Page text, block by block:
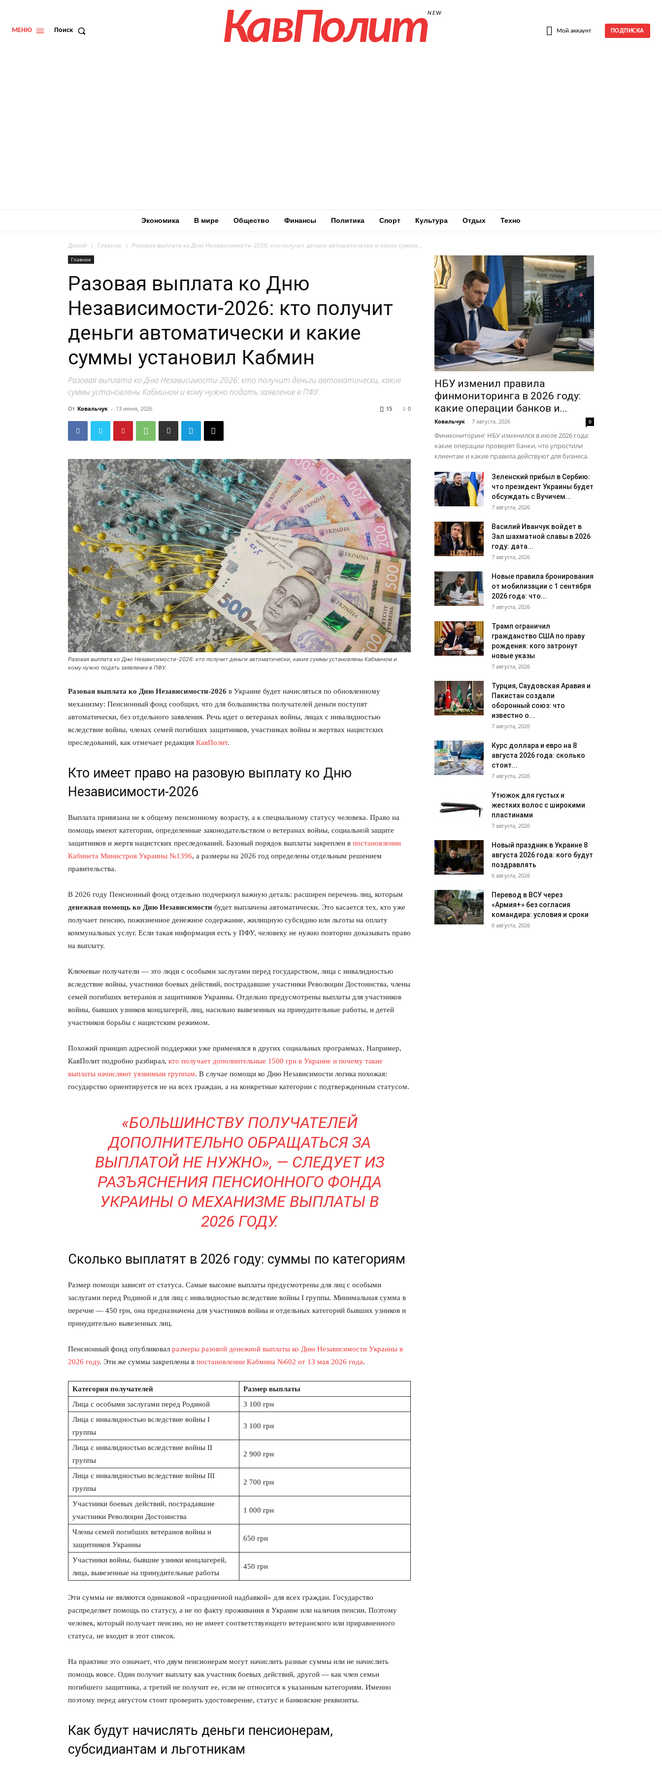
Связаться с нами
Политика конфиденциальности
Подписка
Реклама
Контакты
МЕНЮ Поиск КавПолитNEW
Мой аккаунт ПОДПИСКА
Экономика В мире Общество Финансы Политика Спорт Культура Отдых Техно
Домой Главное Разовая выплата ко Дню Независимости-2026: кто получит деньги автоматически и какие суммы...
Главное
Разовая выплата ко Дню
Независимости-2026: кто получит
деньги автоматически и какие
суммы установил Кабмин
Разовая выплата ко Дню Независимости-2026: кто получит деньги автоматически, какие
суммы установлены Кабмином и кому нужно подать заявление в ПФУ.
От Ковальчук - 13 июня, 2026 0
15
Разовая выплата ко Дню Независимости-2026: кто получит деньги автоматически, какие суммы установлены Кабмином и
кому нужно подать заявление в ПФУ.
Разовая выплата ко Дню Независимости-2026 в Украине будет начисляться по обновленному
механизму: Пенсионный фонд сообщил, что для большинства получателей деньги поступят
автоматически, без отдельного заявления. Речь идет о ветеранах войны, лицах с инвалидностью
вследствие войны, членах семей погибших защитников, участниках войны и жертвах нацистских
преследований, как отмечает редакция КавПолит.
Кто имеет право на разовую выплату ко Дню
Независимости-2026
Выплата привязана не к общему пенсионному возрасту, а к специальному статусу человека. Право на
помощь имеют категории, определенные законодательством о ветеранах войны, социальной защите
защитников и жертв нацистских преследований. Базовый порядок выплаты закреплен в постановлении
Кабинета Министров Украины №1396, а размеры на 2026 год определены отдельным решением
правительства.
В 2026 году Пенсионный фонд отдельно подчеркнул важную деталь: расширен перечень лиц, которым
денежная помощь ко Дню Независимости будет выплачена автоматически. Это касается тех, кто уже
получает пенсию, пожизненное денежное содержание, жилищную субсидию или льготы на оплату
коммунальных услуг. Если такая информация есть у ПФУ, человеку не нужно повторно доказывать право
на выплату.
Ключевые получатели — это люди с особыми заслугами перед государством, лица с инвалидностью
вследствие войны, участники боевых действий, пострадавшие участники Революции Достоинства, члены
семей погибших ветеранов и защитников Украины. Отдельно предусмотрены выплаты для участников
войны, бывших узников концлагерей, лиц, насильно вывезенных на принудительные работы, и детей
участников борьбы с нацистским режимом.
Похожий принцип адресной поддержки уже применялся в других социальных программах. Например,
КавПолит подробно разбирал, кто получает дополнительные 1500 грн в Украине и почему такие
выплаты начисляют уязвимым группам. В случае помощи ко Дню Независимости логика похожая:
государство ориентируется не на всех граждан, а на конкретные категории с подтвержденным статусом.
«БОЛЬШИНСТВУ ПОЛУЧАТЕЛЕЙ
ДОПОЛНИТЕЛЬНО ОБРАЩАТЬСЯ ЗА
ВЫПЛАТОЙ НЕ НУЖНО», — СЛЕДУЕТ ИЗ
РАЗЪЯСНЕНИЯ ПЕНСИОННОГО ФОНДА
УКРАИНЫ О МЕХАНИЗМЕ ВЫПЛАТЫ В
2026 ГОДУ.
Сколько выплатят в 2026 году: суммы по категориям
Размер помощи зависит от статуса. Самые высокие выплаты предусмотрены для лиц с особыми
заслугами перед Родиной и для лиц с инвалидностью вследствие войны I группы. Минимальная сумма в
перечне — 450 грн, она предназначена для участников войны и отдельных категорий бывших узников и
принудительно вывезенных лиц.
Пенсионный фонд опубликовал размеры разовой денежной выплаты ко Дню Независимости Украины в
2026 году. Эти же суммы закреплены в постановлении Кабмина №602 от 13 мая 2026 года.
Категория получателей
Размер выплаты
Лица с особыми заслугами перед Родиной
3 100 грн
Лица с инвалидностью вследствие войны I
группы
3 100 грн
Лица с инвалидностью вследствие войны II
группы
2 900 грн
Лица с инвалидностью вследствие войны III
группы
2 700 грн
Участники боевых действий, пострадавшие
участники Революции Достоинства
1 000 грн
Члены семей погибших ветеранов войны и
защитников Украины
650 грн
Участники войны, бывшие узники концлагерей,
лица, вывезенные на принудительные работы
450 грн
Эти суммы не являются одинаковой «праздничной надбавкой» для всех граждан. Государство
распределяет помощь по статусу, а не по факту проживания в Украине или наличия пенсии. Поэтому
человек, который получает пенсию, но не имеет соответствующего ветеранского или приравненного
статуса, не входит в этот список.
На практике это означает, что двум пенсионерам могут начислить разные суммы или не начислить
помощь вовсе. Один получит выплату как участник боевых действий, другой — как член семьи
погибшего защитника, а третий не получит ее, если не относится к указанным категориям. Именно
поэтому перед августом стоит проверить удостоверение, статус и банковские реквизиты.
Как будут начислять деньги пенсионерам,
субсидиантам и льготникам
НБУ изменил правила
финмониторинга в 2026 году:
какие операции банков и...
Ковальчук - 7 августа, 2026 0
Финмониторинг НБУ изменился в июле 2026 года:
какие операции проверят банки, что упростили
клиентам и какие правила действуют для бизнеса.
Зеленский прибыл в Сербию:
что президент Украины будет
обсуждать с Вучичем...
7 августа, 2026
Василий Иванчук войдет в
Зал шахматной славы в 2026
году: дата...
7 августа, 2026
Новые правила бронирования
от мобилизации с 1 сентября
2026 года: что...
7 августа, 2026
Трамп ограничил
гражданство США по праву
рождения: кого затронут
новые указы
7 августа, 2026
Турция, Саудовская Аравия и
Пакистан создали
оборонный союз: что
известно о...
7 августа, 2026
Курс доллара и евро на 8
августа 2026 года: сколько
стоит...
7 августа, 2026
Утюжок для густых и
жестких волос с широкими
пластинами
7 августа, 2026
Новый праздник в Украине 8
августа 2026 года: кого будут
поздравлять
6 августа, 2026
Перевод в ВСУ через
«Армия+» без согласия
командира: условия и сроки
6 августа, 2026